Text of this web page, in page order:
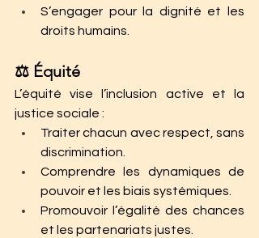
S’engager pour la dignité et les
droits humains.
⚖️ Équité
L’équité vise l’inclusion active et la
justice sociale :
Traiter chacun avec respect, sans
discrimination.
Comprendre les dynamiques de
pouvoir et les biais systémiques.
Promouvoir l’égalité des chances
et les partenariats justes.